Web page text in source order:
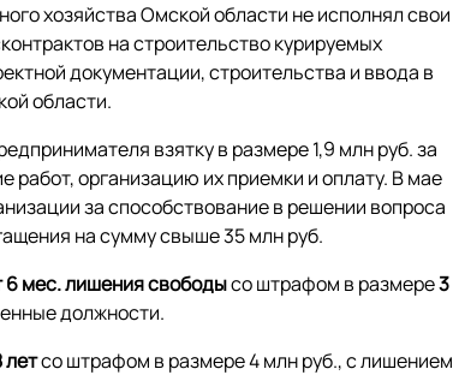
хозяйства Омской области не исполнял свои
на строительство курируемых
документации, строительства и ввода в
области.
взятку в размере 1,9 млн руб. за
организацию их приемки и оплату. В мае
за способствование в решении вопроса
на сумму свыше 35 млн руб.
6 мес. лишения свободысо штрафом в размере3
должности.
летсо штрафом в размере 4 млн руб., с лишением